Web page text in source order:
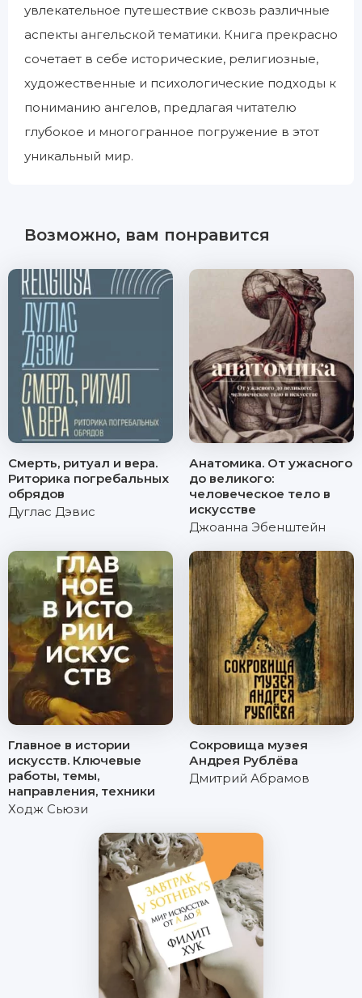
увлекательное путешествие сквозь различные
аспекты ангельской тематики. Книга прекрасно
сочетает в себе исторические, религиозные,
художественные и психологические подходы к
пониманию ангелов, предлагая читателю
глубокое и многогранное погружение в этот
уникальный мир.
Возможно, вам понравится
Смерть, ритуал и вера.
Риторика погребальных
обрядов
Дуглас Дэвис
Анатомика. От ужасного
до великого:
человеческое тело в
искусстве
Джоанна Эбенштейн
Главное в истории
искусств. Ключевые
работы, темы,
направления, техники
Ходж Сьюзи
Сокровища музея
Андрея Рублёва
Дмитрий Абрамов